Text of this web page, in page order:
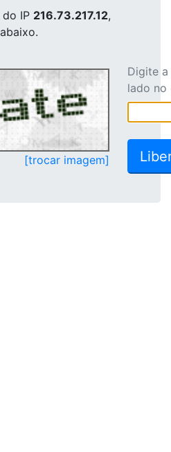
do IP 216.73.217.12,
[trocar imagem]
Digite
lado no